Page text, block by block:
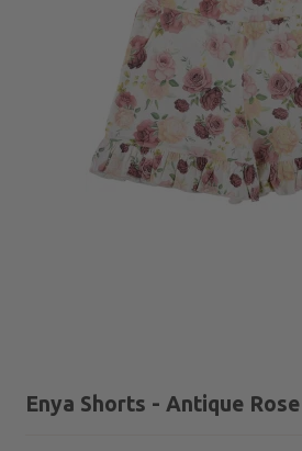
Enya Shorts - Antique Rose